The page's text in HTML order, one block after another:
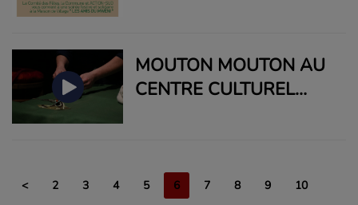
MOUTON MOUTON AU
CENTRE CULTUREL
< 2 3 4 5 6 7 8 9
10